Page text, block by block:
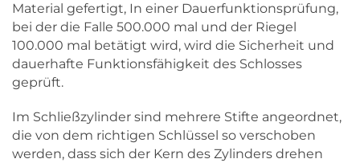
Material gefertigt, In einer Dauerfunktionsprüfung,
bei der die Falle 500.000 mal und der Riegel
100.000 mal betätigt wird, wird die Sicherheit und
dauerhafte Funktionsfähigkeit des Schlosses
geprüft.
Im Schließzylinder sind mehrere Stifte angeordnet,
die von dem richtigen Schlüssel so verschoben
werden, dass sich der Kern des Zylinders drehen